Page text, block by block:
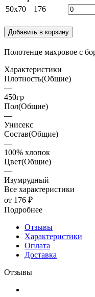
50х70
176
Добавить в корзину
Полотенце махровое с
Характеристики
Плотность(Общие)
—
450гр
Пол(Общие)
—
Унисекс
Состав(Общие)
—
100% хлопок
Цвет(Общие)
—
Изумрудный
Все характеристики
от 176 ₽
Подробнее
Отзывы
Характеристики
Оплата
Доставка
Отзывы